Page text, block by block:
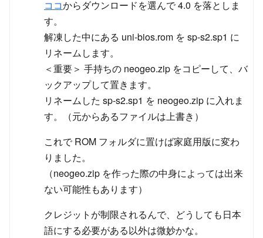
ココからダウンロードを選んで 4.0 を落としま
す。
解凍した中にある uni-bios.rom を sp-s2.sp1 に
リネームします。
＜重要＞ 手持ちの neogeo.zip をコピーして、バ
ックアップして置きます。
リネームした sp-s2.sp1 を neogeo.zip に入れま
す。（元からあるファイルは上書き）
これで ROM フォルダに置けば家庭用版に変わ
りました。
（neogeo.zip を作った際の中身によっては出来
ない可能性もあります）
クレジットが制限されるんで、どうしても日本
語にする必要がある以外は微妙かな。